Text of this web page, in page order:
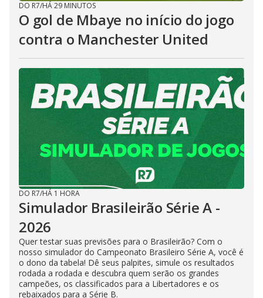
DO R7/HÁ 29 MINUTOS
O gol de Mbaye no início do jogo
contra o Manchester United
DO R7/HÁ 1 HORA
Simulador Brasileirão Série A -
2026
Quer testar suas previsões para o Brasileirão? Com o
nosso simulador do Campeonato Brasileiro Série A, você é
o dono da tabela! Dê seus palpites, simule os resultados
rodada a rodada e descubra quem serão os grandes
campeões, os classificados para a Libertadores e os
rebaixados para a Série B.